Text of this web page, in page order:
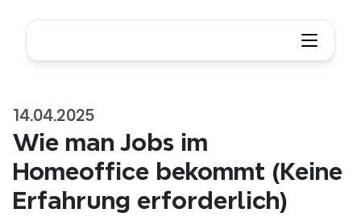
14.04.2025
Wie man Jobs im
Homeoffice bekommt (Keine
Erfahrung erforderlich)